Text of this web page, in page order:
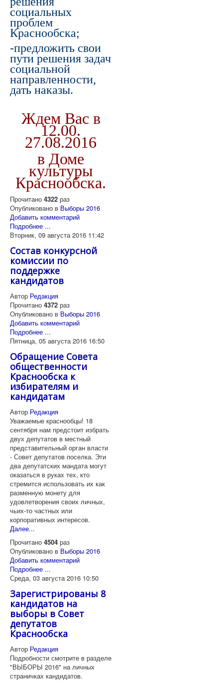
социальных
проблем
Краснообска;
-предложить свои
пути решения задач
социальной
направленности,
дать наказы.
Ждем Вас в
12.00.
27.08.2016
в Доме
культуры
Краснообска.
Прочитано 4322 раз
Опубликовано в Выборы 2016
Добавить комментарий
Подробнее ...
Вторник, 09 августа 2016 11:42
Состав конкурсной
комиссии по
поддержке
кандидатов
Автор Редакция
Прочитано 4372 раз
Опубликовано в Выборы 2016
Добавить комментарий
Подробнее ...
Пятница, 05 августа 2016 16:50
Обращение Совета
общественности
Краснообска к
избирателям и
кандидатам
Автор Редакция
Уважаемые краснообцы! 18
сентября нам предстоит избрать
двух депутатов в местный
представительный орган власти
- Совет депутатов поселка. Эти
два депутатских мандата могут
оказаться в руках тех, кто
стремится использовать их как
разменную монету для
удовлетворения своих личных,
чьих-то частных или
корпоративных интересов.
Далее...
Прочитано 4504 раз
Опубликовано в Выборы 2016
Добавить комментарий
Подробнее ...
Среда, 03 августа 2016 10:50
Зарегистрированы 8
кандидатов на
выборы в Совет
депутатов
Краснообска
Автор Редакция
Подробности смотрите в разделе
"ВЫБОРЫ 2016" на личных
страничках кандидатов.